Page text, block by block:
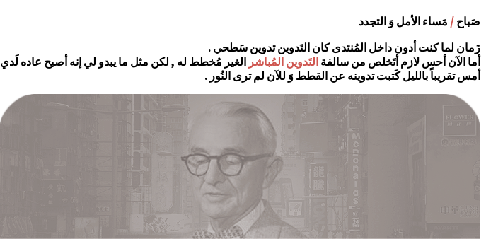
صَباح / مَساء الأمل وَ التجدد
زَمان لما كنت أدون داخل المُنتدى كان التَدوين تدوين سَطحي .
أما الآن أحس لازم أتَخلص من سالفة التَدوين المُباشر الغير مُخطط له , لكن مثل ما يبدو لي إنه أصبح عاده لَدي
أمس تقريباً بالليل كَتبت تدوينه عن القطط وَ للآن لم ترى النُور .